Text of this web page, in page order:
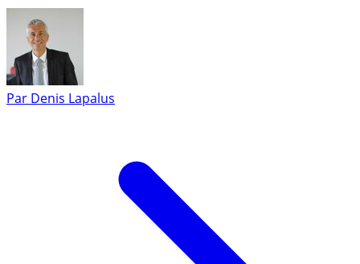
Par Denis Lapalus